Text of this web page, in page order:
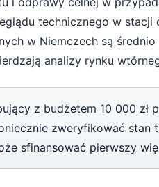
technicznego w stacji
w Niemczech są
analizy rynku
z budżetem 10 000 zł
zweryfikować
sfinansować pierwszy